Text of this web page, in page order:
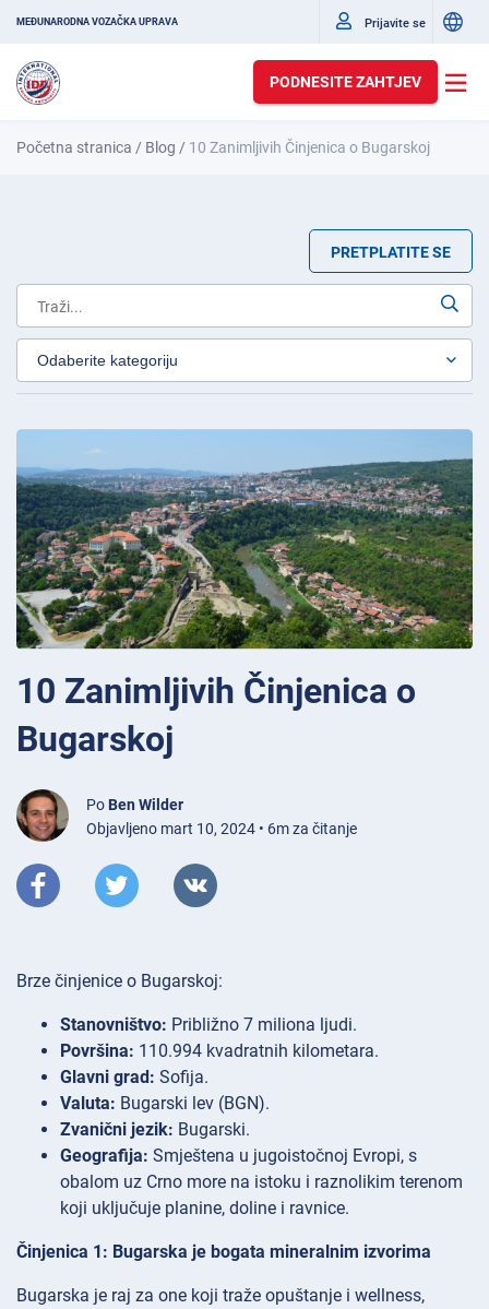
MEĐUNARODNA VOZAČKA UPRAVA Prijavite se
PODNESITE ZAHTJEV
Početna stranica / Blog / 10 Zanimljivih Činjenica o Bugarskoj
PRETPLATITE SE
10 Zanimljivih Činjenica o
Bugarskoj
Po Ben Wilder
Objavljeno mart 10, 2024 • 6m za čitanje
Brze činjenice o Bugarskoj:
Stanovništvo: Približno 7 miliona ljudi.
Površina: 110.994 kvadratnih kilometara.
Glavni grad: Sofija.
Valuta: Bugarski lev (BGN).
Zvanični jezik: Bugarski.
Geografija: Smještena u jugoistočnoj Evropi, s
obalom uz Crno more na istoku i raznolikim terenom
koji uključuje planine, doline i ravnice.
Činjenica 1: Bugarska je bogata mineralnim izvorima
Bugarska je raj za one koji traže opuštanje i wellness,